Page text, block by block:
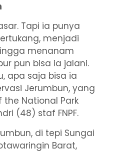
Tapi ia punya
menjadi
menanam
pun bisa ia jalani.
apa saja bisa ia
Jerumbun, yang
the National Park
(48) staf FNPF.
di tepi Sungai
Barat,